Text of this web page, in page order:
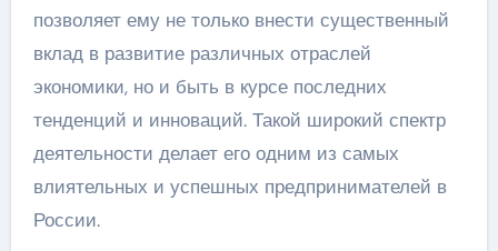
позволяет ему не только внести существенный
вклад в развитие различных отраслей
экономики, но и быть в курсе последних
тенденций и инноваций. Такой широкий спектр
деятельности делает его одним из самых
влиятельных и успешных предпринимателей в
России.